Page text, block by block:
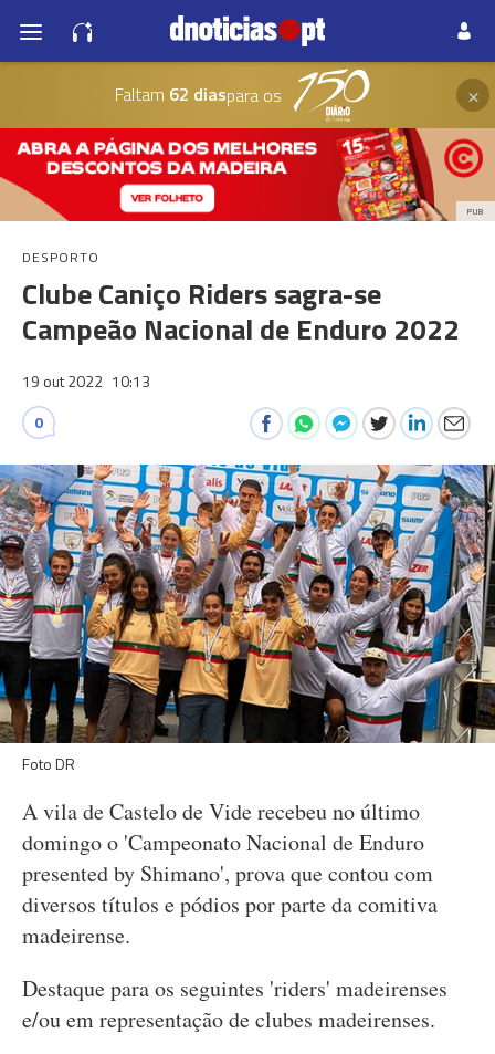
Faltam 62 diaspara os ×
PUB
DESPORTO
Clube Caniço Riders sagra-se
Campeão Nacional de Enduro 2022
19 out 2022 10:13
0
Foto DR
A vila de Castelo de Vide recebeu no último
domingo o 'Campeonato Nacional de Enduro
presented by Shimano', prova que contou com
diversos títulos e pódios por parte da comitiva
madeirense.
Destaque para os seguintes 'riders' madeirenses
e/ou em representação de clubes madeirenses.